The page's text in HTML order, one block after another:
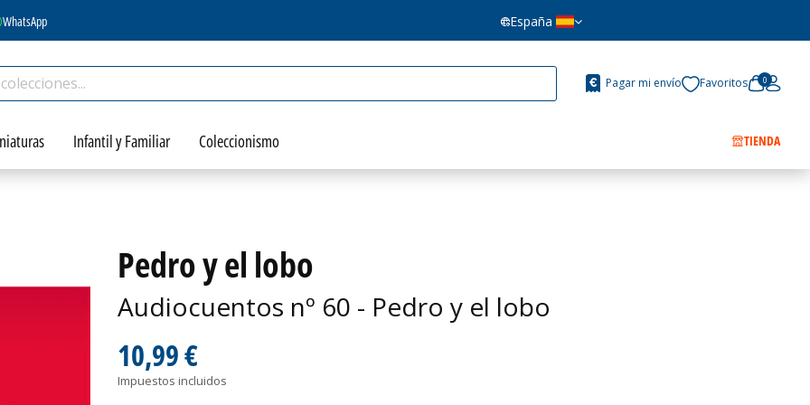
WhatsApp España
Pagar mi envío Favoritos 0
Infantil y Familiar Coleccionismo TIENDA
Pedro y el lobo
Audiocuentos nº 60 - Pedro y el lobo
10,99 €
Impuestos incluidos